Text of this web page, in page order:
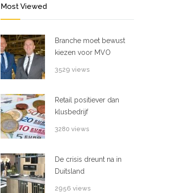
Most Viewed
Branche moet bewust
kiezen voor MVO
3529 views
Retail positiever dan
klusbedrijf
3280 views
De crisis dreunt na in
Duitsland
2956 views